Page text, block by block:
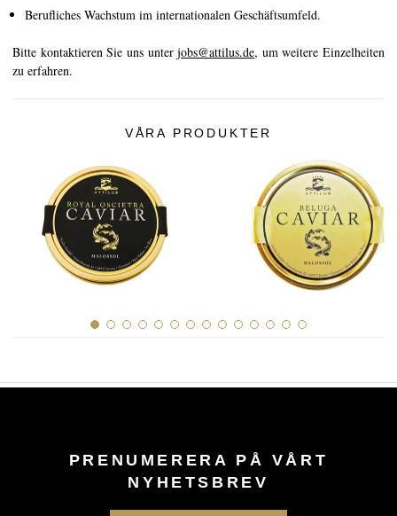
Berufliches Wachstum im internationalen Geschäftsumfeld.
Bitte kontaktieren Sie uns unterjobs@attilus.de, um weitere Einzelheiten
zu erfahren.
VÅRA PRODUKTER
PRENUMERERA PÅ VÅRT
NYHETSBREV